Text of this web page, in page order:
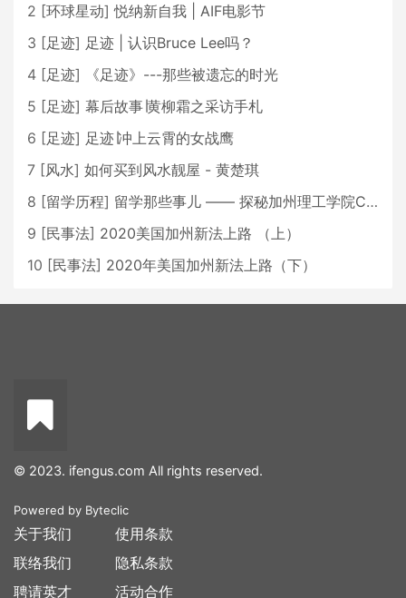
2 [环球星动] 悦纳新自我 | AIF电影节
3 [足迹] 足迹 | 认识Bruce Lee吗？
4 [足迹]
《足迹》---那些被遗忘的时光
5 [足迹] 幕后故事∣黄柳霜之采访手札
6 [足迹] 足迹∣冲上云霄的女战鹰
7 [风水] 如何买到风水靓屋 - 黄楚琪
8 [留学历程] 留学那些事儿 —— 探秘加州理工学院Caltech博士生活 [上集]
9 [民事法] 2020美国加州新法上路 （上）
10 [民事法] 2020年美国加州新法上路（下）
© 2023. ifengus.com All rights reserved.
Powered by Byteclic
关于我们
联络我们
聘请英才
使用条款
隐私条款
活动合作